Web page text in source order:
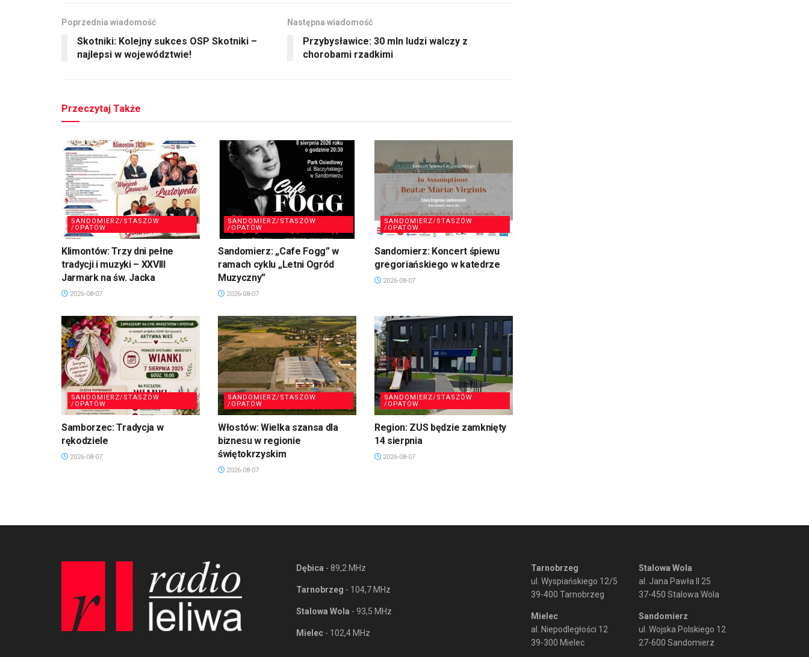
Poprzednia wiadomość
Skotniki: Kolejny sukces OSP Skotniki –
najlepsi w województwie!
Następna wiadomość
Przybysławice: 30 mln ludzi walczy z
chorobami rzadkimi
Przeczytaj Także
SANDOMIERZ/STASZÓW
/OPATÓW
Klimontów: Trzy dni pełne
tradycji i muzyki – XXVIII
Jarmark na św. Jacka
2026-08-07
SANDOMIERZ/STASZÓW
/OPATÓW
Sandomierz: „Cafe Fogg” w
ramach cyklu „Letni Ogród
Muzyczny”
2026-08-07
SANDOMIERZ/STASZÓW
/OPATÓW
Sandomierz: Koncert śpiewu
gregoriańskiego w katedrze
2026-08-07
SANDOMIERZ/STASZÓW
/OPATÓW
Samborzec: Tradycja w
rękodziele
2026-08-07
SANDOMIERZ/STASZÓW
/OPATÓW
Włostów: Wielka szansa dla
biznesu w regionie
świętokrzyskim
2026-08-07
SANDOMIERZ/STASZÓW
/OPATÓW
Region: ZUS będzie zamknięty
14 sierpnia
2026-08-07
Dębica - 89,2 MHz
Tarnobrzeg - 104,7 MHz
Stalowa Wola - 93,5 MHz
Mielec - 102,4 MHz
Tarnobrzeg
ul. Wyspiańskiego 12/5
39-400 Tarnobrzeg
Mielec
al. Niepodległości 12
39-300 Mielec
Stalowa Wola
al. Jana Pawła II 25
37-450 Stalowa Wola
Sandomierz
ul. Wojska Polskiego 12
27-600 Sandomierz